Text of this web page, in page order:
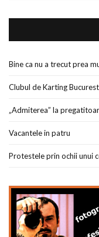
Bine ca nu a trecut prea
Clubul de Karting
„Admiterea” la
Vacantele in patru
Protestele prin ochii unui